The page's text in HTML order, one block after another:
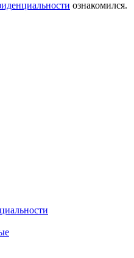
ознакомился.